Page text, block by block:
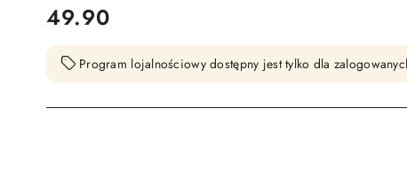
cena:
49.90
Program lojalnościowy dostępny jest tylko dla